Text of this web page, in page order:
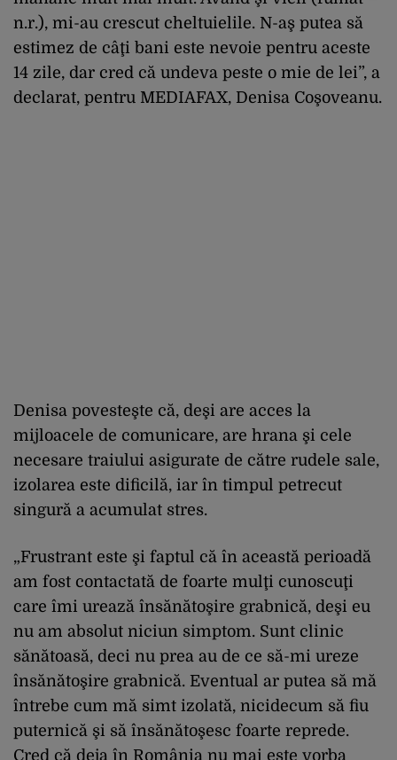
n.r.), mi-au crescut cheltuielile. N-aş putea să
estimez de câţi bani este nevoie pentru aceste
14 zile, dar cred că undeva peste o mie de lei”, a
declarat, pentru MEDIAFAX, Denisa Coşoveanu.
Denisa povesteşte că, deşi are acces la
mijloacele de comunicare, are hrana şi cele
necesare traiului asigurate de către rudele sale,
izolarea este dificilă, iar în timpul petrecut
singură a acumulat stres.
„Frustrant este şi faptul că în această perioadă
am fost contactată de foarte mulţi cunoscuţi
care îmi urează însănătoşire grabnică, deşi eu
nu am absolut niciun simptom. Sunt clinic
sănătoasă, deci nu prea au de ce să-mi ureze
însănătoşire grabnică. Eventual ar putea să mă
întrebe cum mă simt izolată, nicidecum să fiu
puternică şi să însănătoşesc foarte reprede.
Cred că deja în România nu mai este vorba